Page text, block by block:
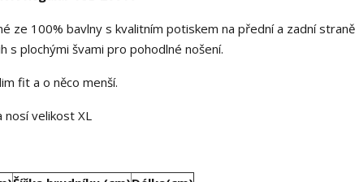
ze 100% bavlny s kvalitním potiskem na přední a zadní
s plochými švami pro pohodlné nošení.
fit a o něco menší.
nosí velikost XL